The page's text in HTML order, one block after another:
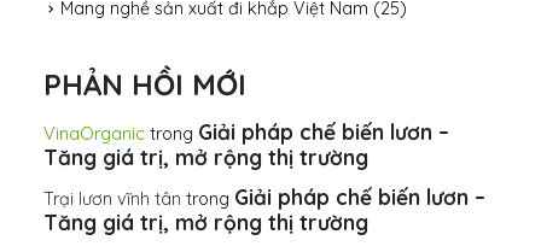
Mang nghề sản xuất đi khắp Việt Nam (25)
PHẢN HỒI MỚI
VinaOrganic trong Giải pháp chế biến lươn –
Tăng giá trị, mở rộng thị trường
Trại lươn vĩnh tân trong Giải pháp chế biến lươn –
Tăng giá trị, mở rộng thị trường